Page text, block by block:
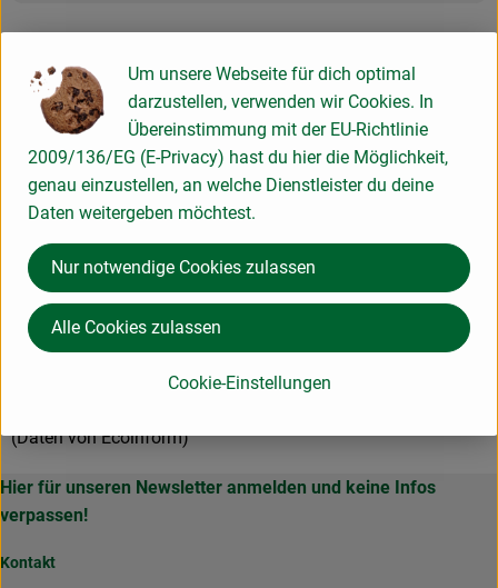
Herkunft
Hersteller: Isarmoos Bauern - Biohof Laurer
Deutschland
Biohof Laurer
Michael Laurer
D 94405 Landau
Kontrollnummer D-BY-006-41813-AB
(Daten von Ecoinform)
Hier für unseren Newsletter anmelden und keine Infos
verpassen!
Kontakt
Um unsere Webseite für dich optimal
darzustellen, verwenden wir Cookies. In
Übereinstimmung mit der EU-Richtlinie
2009/136/EG (E-Privacy) hast du hier die Möglichkeit,
genau einzustellen, an welche Dienstleister du deine
Daten weitergeben möchtest.
Cookie-Einstellungen
Nur notwendige Cookies zulassen
Alle Cookies zulassen